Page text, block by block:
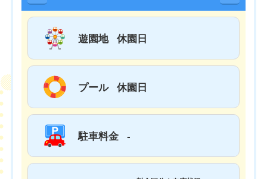
遊園地 休園日
プール 休園日
駐車料金 -